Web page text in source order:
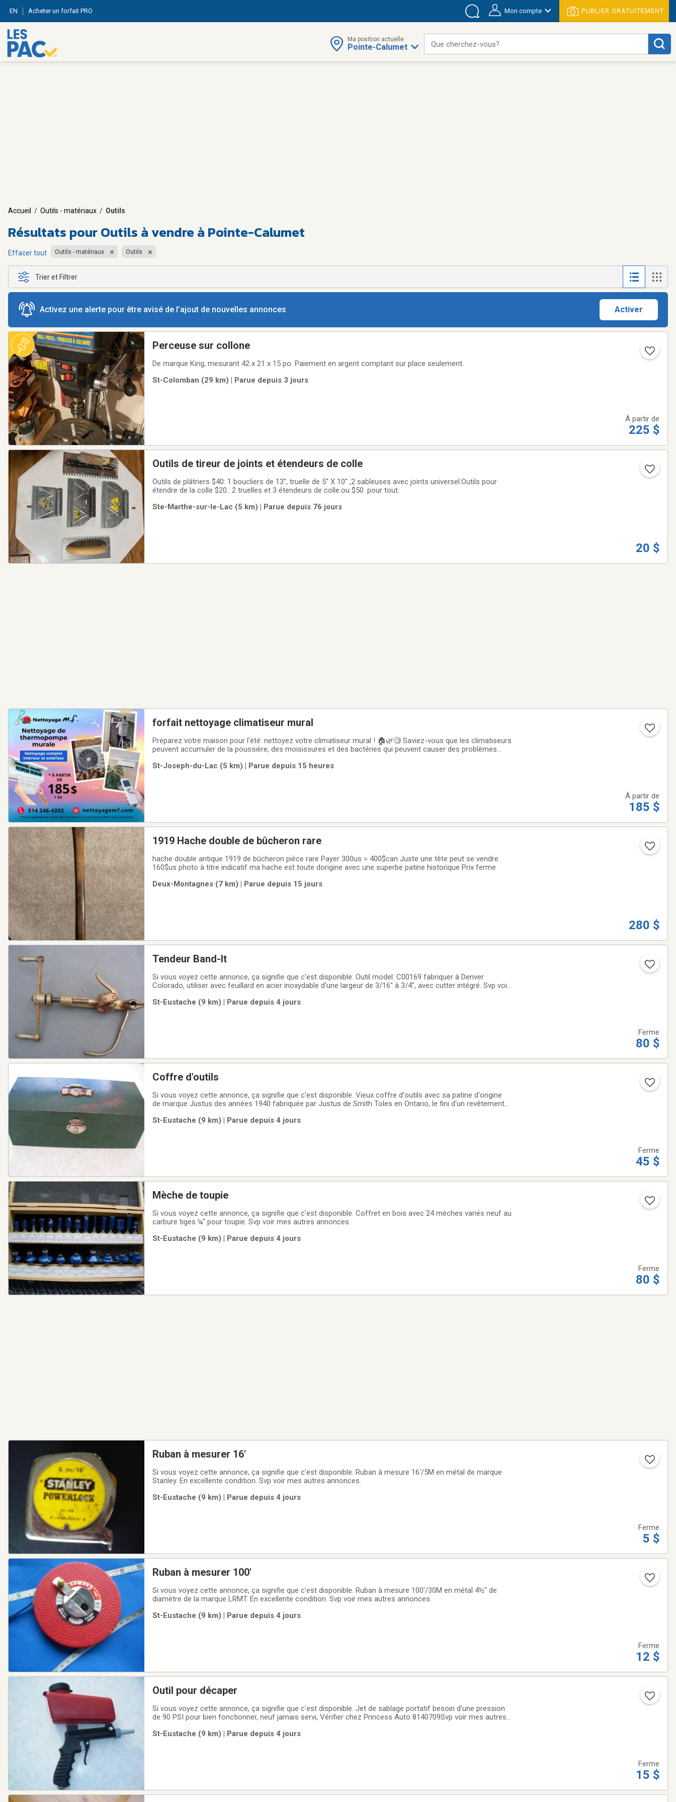
EN Acheter un forfait PRO Mon compte PUBLIER GRATUITEMENT
Ma position actuelle
Pointe-Calumet Que cherchez-vous?
Accueil / Outils - matériaux / Outils
Résultats pourOutils à vendre à Pointe-Calumet
Effacer tout Outils - matériaux Outils
Trier et Filtrer
Activez une alerte pour être avisé de l’ajout de nouvelles annonces Activer
Perceuse sur collone
De marque King, mesurant 42 x 21 x 15 po. Paiement en argent comptant sur place seulement.
St-Colomban (29 km) | Parue depuis 3 jours
À partir de
225 $
Outils de tireur de joints et étendeurs de colle
Outils de plâtriers $40: 1 boucliers de 13'', truelle de 5'' X 10'' ,2 sableuses avec joints universel.Outils pour
étendre de la colle $20.: 2 truelles et 3 étendeurs de colle.ou $50. pour tout.
Ste-Marthe-sur-le-Lac (5 km) | Parue depuis 76 jours
20 $
forfait nettoyage climatiseur mural
Préparez votre maison pour l'été: nettoyez votre climatiseur mural ! 🏠🌿🧐 Saviez-vous que les climatiseurs
peuvent accumuler de la poussière, des moisissures et des bactéries qui peuvent causer des problèmes
air plus frais et plus sain
St-Joseph-du-Lac (5 km) | Parue depuis 15 heures
À partir de
185 $
1919 Hache double de bûcheron rare
hache double antique 1919 de bûcheron pièce rare Payer 300us = 400$can Juste une tête peut se vendre
160$us photo à titre indicatif ma hache est toute dorigine avec une superbe patine historique Prix ferme
Deux-Montagnes (7 km) | Parue depuis 15 jours
280 $
Tendeur Band-It
Si vous voyez cette annonce, ça signifie que c'est disponible. Outil model: C00169 fabriquer à Denver
Colorado, utiliser avec feuillard en acier inoxydable d'une largeur de 3/16" à 3/4", avec cutter intégré. Svp voir
St-Eustache (9 km) | Parue depuis 4 jours
Ferme
80 $
Coffre d'outils
Si vous voyez cette annonce, ça signifie que c'est disponible. Vieux coffre d'outils avec sa patine d'origine
de marque Justus des années 1940 fabriquée par Justus de Smith Toles en Ontario, le fini d'un revêtement
dimension 14" x 5" et 6"
St-Eustache (9 km) | Parue depuis 4 jours
Ferme
45 $
Mèche de toupie
Si vous voyez cette annonce, ça signifie que c'est disponible. Coffret en bois avec 24 mèches variés neuf au
carbure tiges ¼" pour toupie. Svp voir mes autres annonces.
St-Eustache (9 km) | Parue depuis 4 jours
Ferme
80 $
Ruban à mesurer 16'
Si vous voyez cette annonce, ça signifie que c'est disponible. Ruban à mesure 16'/5M en métal de marque
Stanley. En excellente condition. Svp voir mes autres annonces.
St-Eustache (9 km) | Parue depuis 4 jours
Ferme
5 $
Ruban à mesurer 100'
Si vous voyez cette annonce, ça signifie que c'est disponible. Ruban à mesure 100'/30M en métal 4½" de
diamètre de la marque LRMT. En excellente condition. Svp voir mes autres annonces.
St-Eustache (9 km) | Parue depuis 4 jours
Ferme
12 $
Outil pour décaper
Si vous voyez cette annonce, ça signifie que c'est disponible. Jet de sablage portatif besoin d'une pression
de 90 PSI pour bien fonctionner, neuf jamais servi, Vérifier chez Princess Auto 8140709Svp voir mes autres
St-Eustache (9 km) | Parue depuis 4 jours
Ferme
15 $